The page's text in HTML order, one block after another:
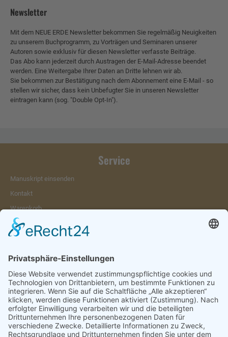
Newsletter
Mit dem NEUE ERDE Newsletter bekommen Sie regelmäßig Neuigkeiten
zu unserem Buchprogramm, zu Vorträgen und Seminaren unserer
Autoren sowie exklusiv für diesen Newsletter verfasste Beiträge.
Das Abo kann jederzeit durch Austragen der E-Mail-Adresse beendet
werden. Eine Weitergabe Ihrer Daten an Dritte lehnen wir ab.
Sie bekommen zur Bestätigung nach dem Abonnement eine E-Mail - so
stellen wir sicher, dass kein Unbefugter Sie in unseren Newsletter
eintragen kann (sog. "Double Opt-In").
Service
Manuskript einsenden
Kontakt
Warenkorb
Konto
Merkzettel
Vertrag widerrufen
Informationen
Impressum & Disclaimer